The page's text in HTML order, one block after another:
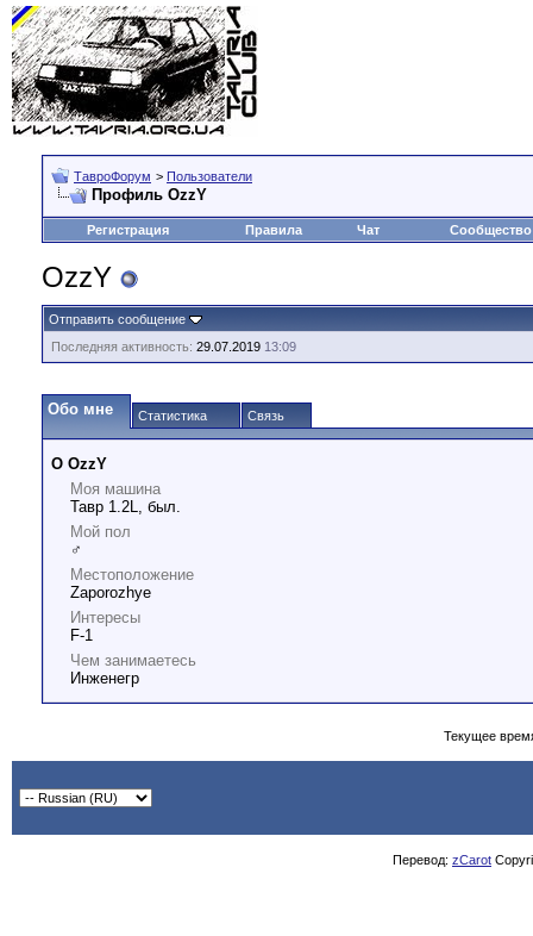
ТавроФорум > Пользователи
Профиль OzzY
Регистрация Правила Чат Сообщество
OzzY
Отправить сообщение
Последняя активность: 29.07.2019 13:09
Обо мне Статистика Связь
О OzzY
Моя машина
Тавр 1.2L, был.
Мой пол
♂
Местоположение
Zaporozhye
Интересы
F-1
Чем занимаетесь
Инженегр
Текущее
Перевод: zCarot